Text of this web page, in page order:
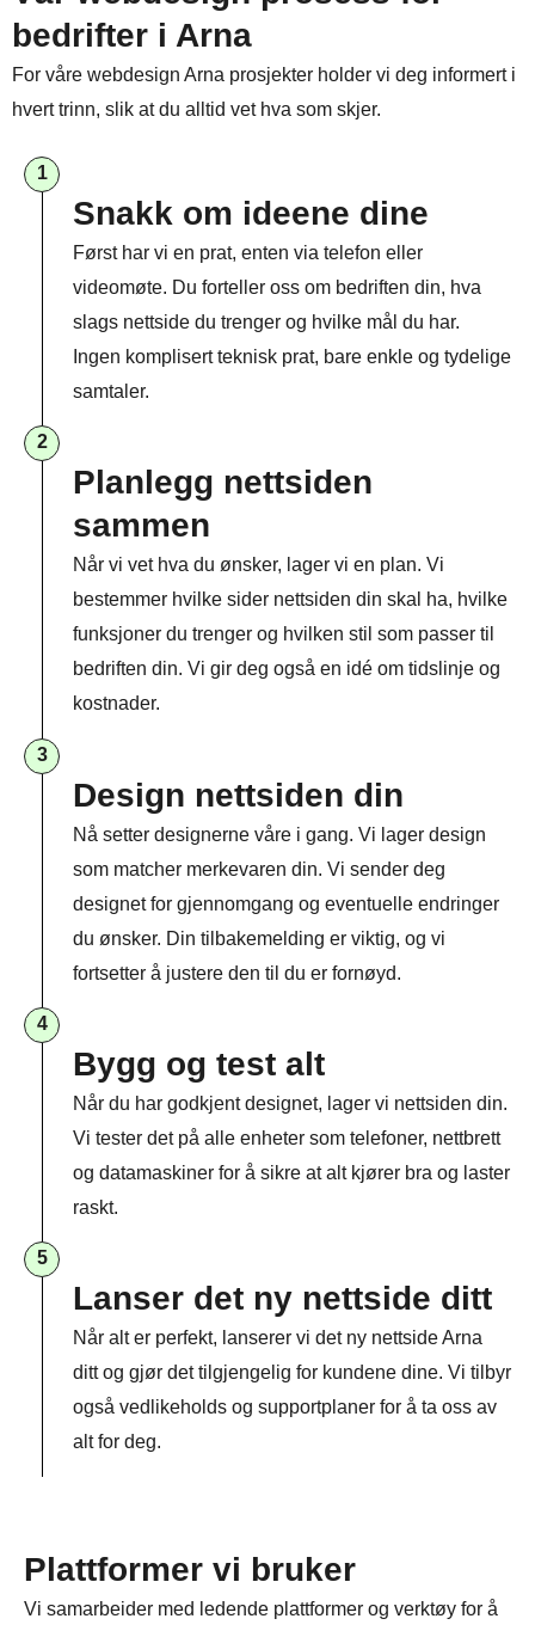
bedrifter i Arna
For våre webdesign Arna prosjekter holder vi deg informert i
hvert trinn, slik at du alltid vet hva som skjer.
1
Snakk om ideene dine
Først har vi en prat, enten via telefon eller
videomøte. Du forteller oss om bedriften din, hva
slags nettside du trenger og hvilke mål du har.
Ingen komplisert teknisk prat, bare enkle og tydelige
samtaler.
2
Planlegg nettsiden
sammen​
Når vi vet hva du ønsker, lager vi en plan. Vi
bestemmer hvilke sider nettsiden din skal ha, hvilke
funksjoner du trenger og hvilken stil som passer til
bedriften din. Vi gir deg også en idé om tidslinje og
kostnader.
3
Design nettsiden din
Nå setter designerne våre i gang. Vi lager design
som matcher merkevaren din. Vi sender deg
designet for gjennomgang og eventuelle endringer
du ønsker. Din tilbakemelding er viktig, og vi
fortsetter å justere den til du er fornøyd.
4
Bygg og test alt
Når du har godkjent designet, lager vi nettsiden din.
Vi tester det på alle enheter som telefoner, nettbrett
og datamaskiner for å sikre at alt kjører bra og laster
raskt.
5
Lanser det ny nettside ditt
Når alt er perfekt, lanserer vi det ny nettside Arna
ditt og gjør det tilgjengelig for kundene dine. Vi tilbyr
også vedlikeholds og supportplaner for å ta oss av
alt for deg.
Plattformer vi bruker
Vi samarbeider med ledende plattformer og verktøy for å